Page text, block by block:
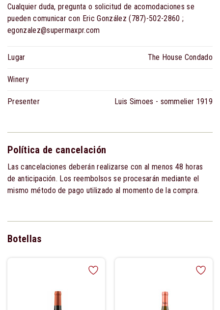
Cualquier duda, pregunta o solicitud de acomodaciones se
pueden comunicar con Eric González (787)-502-2860 ;
egonzalez@supermaxpr.com
Lugar The House Condado
Winery
Presenter Luis Simoes - sommelier 1919
Política de cancelación
Las cancelaciones deberán realizarse con al menos 48 horas
de anticipación. Los reembolsos se procesarán mediante el
mismo método de pago utilizado al momento de la compra.
Botellas